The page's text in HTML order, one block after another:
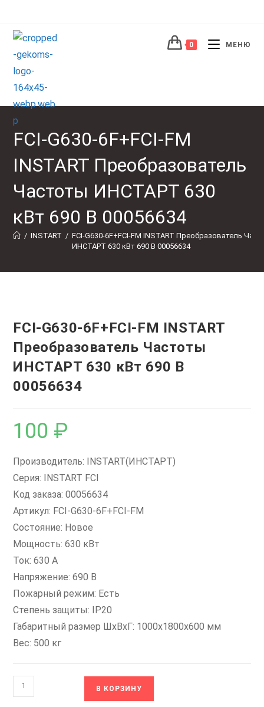
содержимому
0 МЕНЮ
FCI-G630-6F+FCI-FM
INSTART Преобразователь
Частоты ИНСТАРТ 630
кВт 690 В 00056634
/ INSTART / FCI-G630-6F+FCI-FM INSTART Преобразователь
ИНСТАРТ 630 кВт 690 В 00056634
FCI-G630-6F+FCI-FM INSTART
Преобразователь Частоты
ИНСТАРТ 630 кВт 690 В
00056634
100 ₽
Производитель: INSTART(ИНСТАРТ)
Серия: INSTART FCI
Код заказа: 00056634
Артикул: FCI-G630-6F+FCI-FM
Состояние: Новое
Мощность: 630 кВт
Ток: 630 А
Напряжение: 690 В
Пожарный режим: Есть
Степень защиты: IP20
Габаритный размер ШхВхГ: 1000x1800x600 мм
Вес: 500 кг
Количество
товара
В КОРЗИНУ